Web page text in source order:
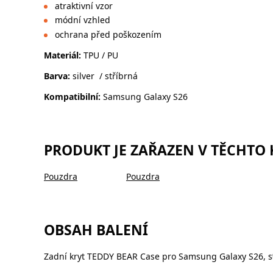
atraktivní vzor
módní vzhled
ochrana před poškozením
Materiál: TPU / PU
Barva: silver / stříbrná
Kompatibilní: Samsung Galaxy S26
PRODUKT JE ZAŘAZEN V TĚCHTO
Pouzdra Pouzdra
OBSAH BALENÍ
Zadní kryt TEDDY BEAR Case pro Samsung Galaxy S26,